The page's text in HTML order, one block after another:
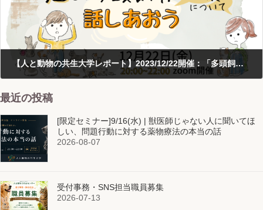
【人と動物の共生大学レポート】2023/12/22開催：「多頭飼育崩壊について話し合おう！」ワークショップ
2024-01-10
最近の投稿
[限定セミナー]9/16(水) | 獣医師じゃない人に聞いてほ
しい、問題行動に対する薬物療法の本当の話
2026-08-07
受付事務・SNS担当職員募集
2026-07-13